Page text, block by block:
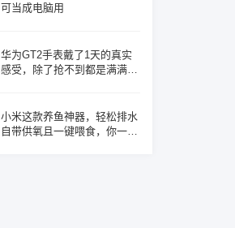
可当成电脑用
华为GT2手表戴了1天的真实
感受，除了抢不到都是满满的
小米这款养鱼神器，轻松排水
自带供氧且一键喂食，你一定